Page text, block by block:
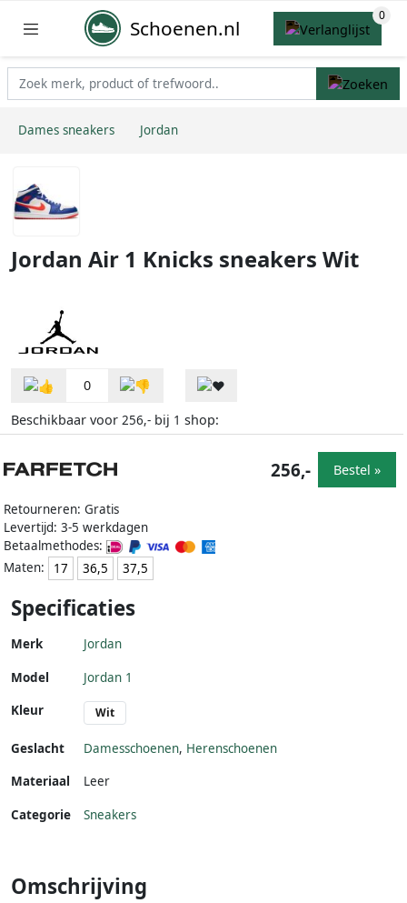
Schoenen.nl
Dames sneakers Jordan
Jordan Air 1 Knicks sneakers Wit
0
Beschikbaar voor 256,- bij 1 shop:
Retourneren: Gratis
Levertijd: 3-5 werkdagen
Betaalmethodes:
Maten:
17 36,5 37,5
256,- Bestel »
Specificaties
Merk Jordan
Model
Jordan 1
Kleur
Wit
Geslacht Damesschoenen, Herenschoenen
Materiaal
Leer
Categorie Sneakers
Omschrijving